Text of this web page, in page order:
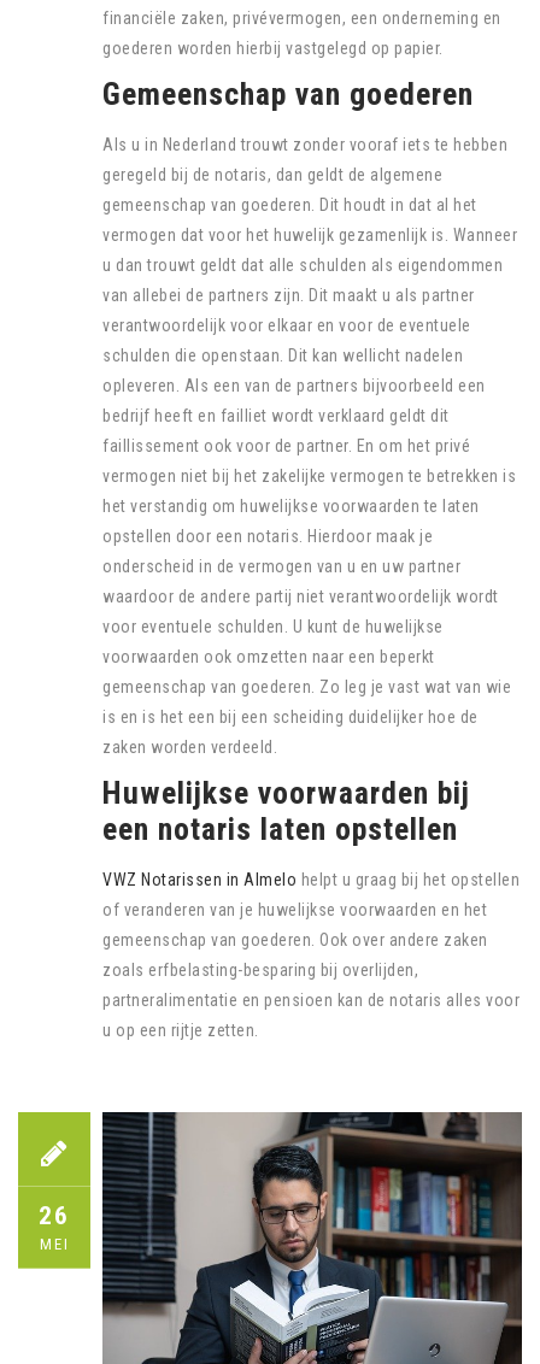
financiële zaken, privévermogen, een onderneming en
goederen worden hierbij vastgelegd op papier.
Gemeenschap van goederen
Als u in Nederland trouwt zonder vooraf iets te hebben
geregeld bij de notaris, dan geldt de algemene
gemeenschap van goederen. Dit houdt in dat al het
vermogen dat voor het huwelijk gezamenlijk is. Wanneer
u dan trouwt geldt dat alle schulden als eigendommen
van allebei de partners zijn. Dit maakt u als partner
verantwoordelijk voor elkaar en voor de eventuele
schulden die openstaan. Dit kan wellicht nadelen
opleveren. Als een van de partners bijvoorbeeld een
bedrijf heeft en failliet wordt verklaard geldt dit
faillissement ook voor de partner. En om het privé
vermogen niet bij het zakelijke vermogen te betrekken is
het verstandig om huwelijkse voorwaarden te laten
opstellen door een notaris. Hierdoor maak je
onderscheid in de vermogen van u en uw partner
waardoor de andere partij niet verantwoordelijk wordt
voor eventuele schulden. U kunt de huwelijkse
voorwaarden ook omzetten naar een beperkt
gemeenschap van goederen. Zo leg je vast wat van wie
is en is het een bij een scheiding duidelijker hoe de
zaken worden verdeeld.
Huwelijkse voorwaarden bij
een notaris laten opstellen
VWZ Notarissen in Almelo helpt u graag bij het opstellen
of veranderen van je huwelijkse voorwaarden en het
gemeenschap van goederen. Ook over andere zaken
zoals erfbelasting-besparing bij overlijden,
partneralimentatie en pensioen kan de notaris alles voor
u op een rijtje zetten.
26
MEI